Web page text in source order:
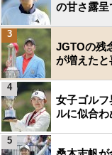
の甘さ露
JGTOの残
が増えた
3
女子ゴル
ルに似合
4
5